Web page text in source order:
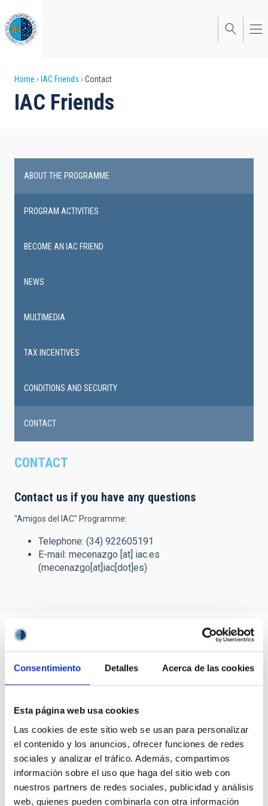
Consentimiento Detalles Acerca de las cookies
Esta página web usa cookies
Las cookies de este sitio web se usan para personalizar
el contenido y los anuncios, ofrecer funciones de redes
sociales y analizar el tráfico. Además, compartimos
información sobre el uso que haga del sitio web con
nuestros partners de redes sociales, publicidad y análisis
web, quienes pueden combinarla con otra información
to
main
content
Breadcrumb
Home IAC Friends Contact
IAC Friends
CONTACT
Contact us if you have any questions
"Amigos del IAC" Programme:
Telephone: (34) 922605191
E-mail: mecenazgo [at] iac.es
(mecenazgo[at]iac[dot]es)
Friends
ABOUT THE PROGRAMME
PROGRAM ACTIVITIES
BECOME AN IAC FRIEND
NEWS
MULTIMEDIA
TAX INCENTIVES
CONDITIONS AND SECURITY
CONTACT